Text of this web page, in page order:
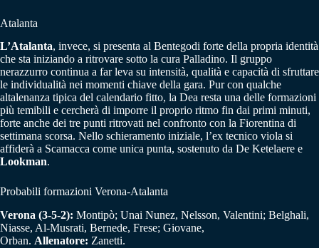
Atalanta
L’Atalanta, invece, si presenta al Bentegodi forte della propria identità
che sta iniziando a ritrovare sotto la cura Palladino. Il gruppo
nerazzurro continua a far leva su intensità, qualità e capacità di sfruttare
le individualità nei momenti chiave della gara. Pur con qualche
altalenanza tipica del calendario fitto, la Dea resta una delle formazioni
più temibili e cercherà di imporre il proprio ritmo fin dai primi minuti,
forte anche dei tre punti ritrovati nel confronto con la Fiorentina di
settimana scorsa. Nello schieramento iniziale, l’ex tecnico viola si
affiderà a Scamacca come unica punta, sostenuto da De Ketelaere e
Lookman.
Probabili formazioni Verona-Atalanta
Verona (3-5-2): Montipò; Unai Nunez, Nelsson, Valentini; Belghali,
Niasse, Al-Musrati, Bernede, Frese; Giovane,
Orban. Allenatore: Zanetti.